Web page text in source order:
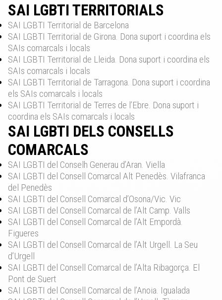
SAI LGBTI TERRITORIALS
SAI LGBTI Territorial de Barcelona
SAI LGBTI Territorial de Girona. Dona suport i coordina els
SAIs comarcals i locals
SAI LGBTI Territorial de Lleida. Dona suport i coordina els
SAIs comarcals i locals
SAI LGBTI Territorial de Tarragona. Dona suport i coordina
els SAIs comarcals i locals
SAI LGBTI Territorial de Terres de l’Ebre. Dona suport i
coordina els SAIs comarcals i locals
SAI LGBTI DELS CONSELLS
COMARCALS
SAI LGBTI del Conselh Generau d’Aran. Viella
SAI LGBTI del Consell Comarcal Alt Penedès. Vilafranca
del Penedès
SAI LGBTI del Consell Comarcal d’Osona/Vic. Vic
SAI LGBTI del Consell Comarcal de l’Alt Camp. Valls
SAI LGBTI del Consell Comarcal de l’Alt Empordà.
Figueres
SAI LGBTI del Consell Comarcal de l’Alt Urgell. La Seu
d’Urgell
SAI LGBTI del Consell Comarcal de l’Alta Ribagorça. El
Pont de Suert
SAI LGBTI del Consell Comarcal de l’Anoia. Igualada